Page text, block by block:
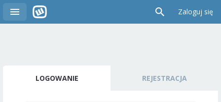
Zaloguj się
LOGOWANIE REJESTRACJA